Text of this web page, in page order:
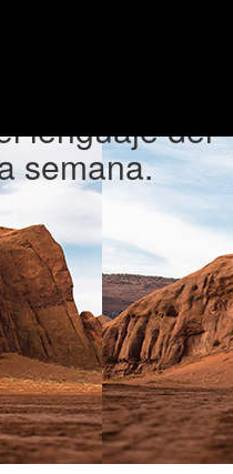
digital
lenguaje del
semana.